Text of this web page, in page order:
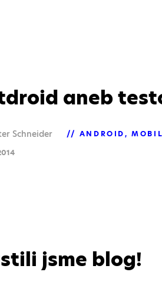
aneb
Schneider ANDROID
jsme blog!